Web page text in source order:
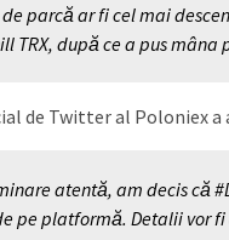
parcă ar fi cel mai
TRX, după ce a pus
de Twitter al Poloniex
atentă, am decis că
pe platformă. Detalii vor